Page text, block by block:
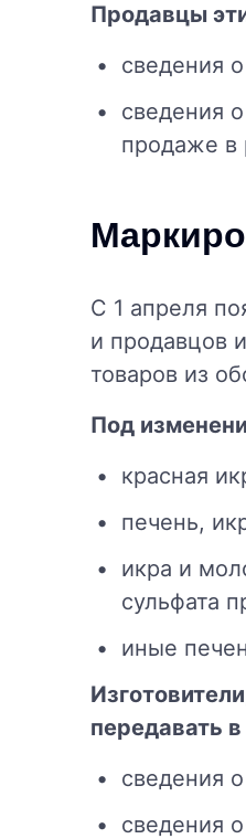
Продавцы
сведения
сведения
продаже в
С 1 апреля
и продавцов
товаров из
Под
красная
печень,
икра и
сульфата
иные
передавать
сведения
сведения